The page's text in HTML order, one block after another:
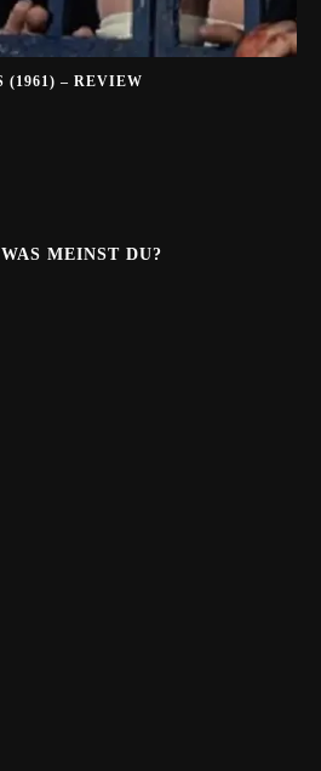
(1961) – REVIEW
MEINST DU?